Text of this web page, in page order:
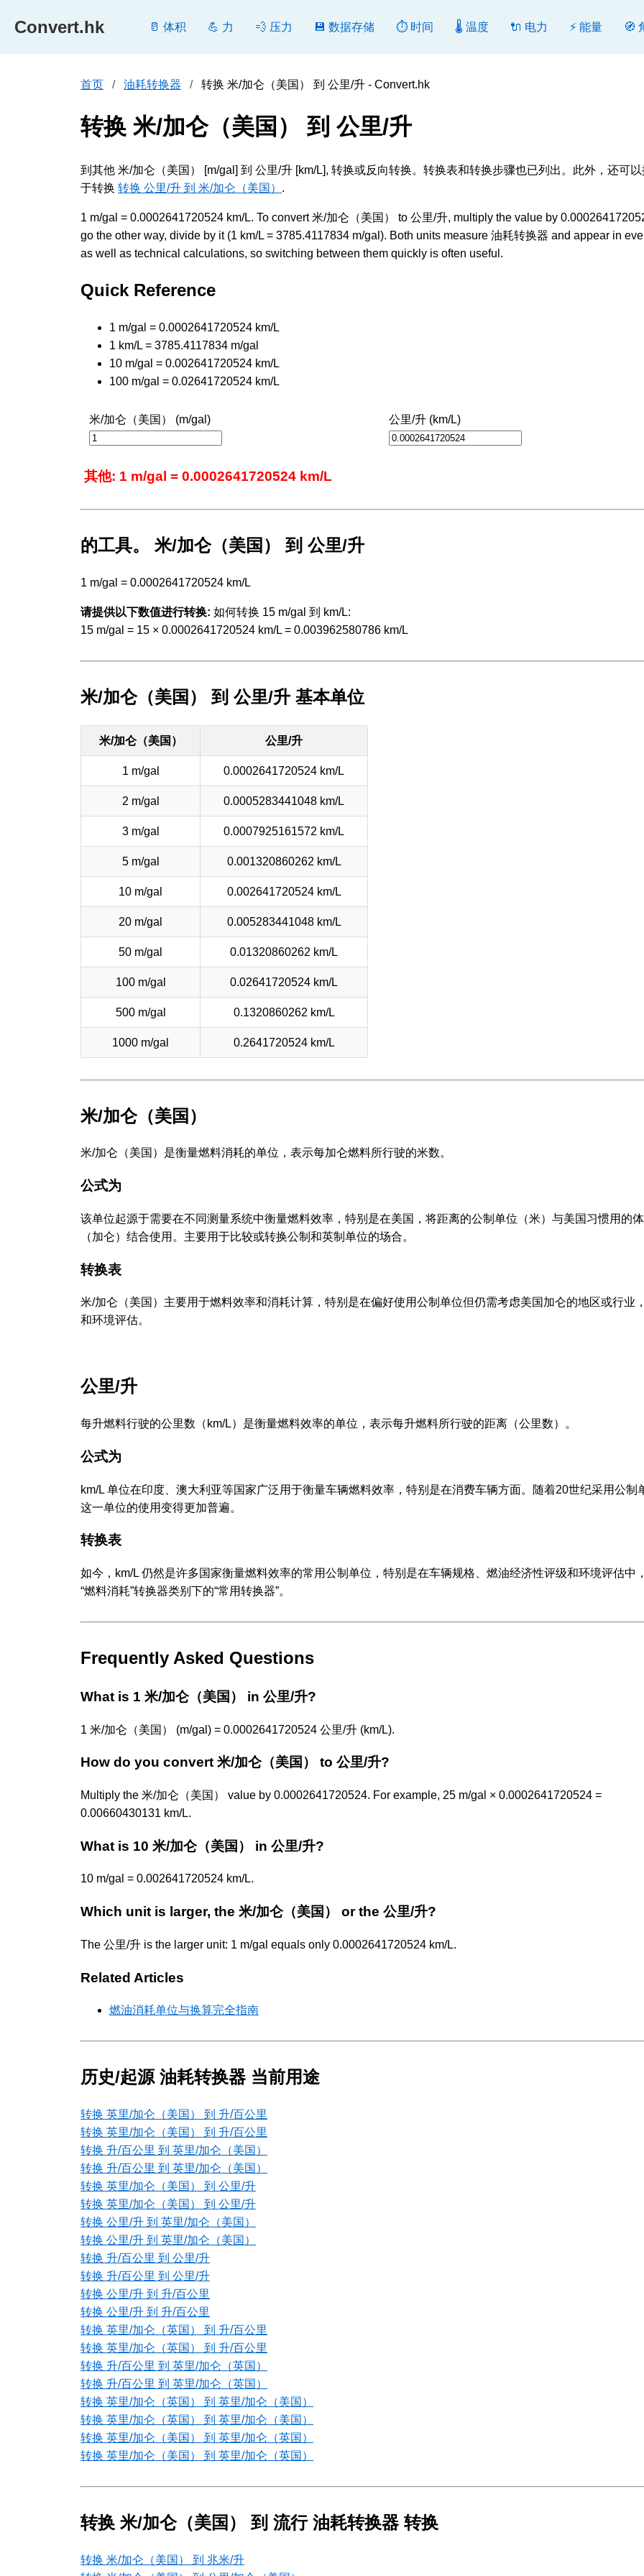
Convert.hk 🥛 体积 💪 力 💨 压力 💾 数据存储 ⏱️ 时间 🌡️ 温度 🔌 电力 ⚡ 能量 🧭
首页 油耗转换器 转换 米/加仑（美国） 到 公里/升 - Convert.hk
转换 米/加仑（美国） 到 公里/升
到其他 米/加仑（美国） [m/gal] 到 公里/升 [km/L], 转换或反向转换。转换表和转换步骤也已列出。此外，还可
于转换 转换 公里/升 到 米/加仑（美国） .
1 m/gal = 0.0002641720524 km/L. To convert 米/加仑（美国） to 公里/升, multiply the value by
go the other way, divide by it (1 km/L = 3785.4117834 m/gal). Both units measure 油耗转换器 and appear in
as well as technical calculations, so switching between them quickly is often useful.
Quick Reference
1 m/gal = 0.0002641720524 km/L
1 km/L = 3785.4117834 m/gal
10 m/gal = 0.002641720524 km/L
100 m/gal = 0.02641720524 km/L
米/加仑（美国） (m/gal) 公里/升 (km/L)
其他: 1 m/gal = 0.0002641720524 km/L
的工具。 米/加仑（美国） 到 公里/升
1 m/gal = 0.0002641720524 km/L
请提供以下数值进行转换: 如何转换 15 m/gal 到 km/L:
15 m/gal = 15 × 0.0002641720524 km/L = 0.003962580786 km/L
米/加仑（美国） 到 公里/升 基本单位
米/加仑（美国） 公里/升
1 m/gal 0.0002641720524 km/L
2 m/gal 0.0005283441048 km/L
3 m/gal 0.0007925161572 km/L
5 m/gal 0.001320860262 km/L
10 m/gal 0.002641720524 km/L
20 m/gal 0.005283441048 km/L
50 m/gal 0.01320860262 km/L
100 m/gal 0.02641720524 km/L
500 m/gal 0.1320860262 km/L
1000 m/gal 0.2641720524 km/L
米/加仑（美国）
米/加仑（美国）是衡量燃料消耗的单位，表示每加仑燃料所行驶的米数。
公式为
该单位起源于需要在不同测量系统中衡量燃料效率，特别是在美国，将距离的公制单位（米）与美国习惯用的
（加仑）结合使用。主要用于比较或转换公制和英制单位的场合。
转换表
米/加仑（美国）主要用于燃料效率和消耗计算，特别是在偏好使用公制单位但仍需考虑美国加仑的地区或行业
和环境评估。
公里/升
每升燃料行驶的公里数（km/L）是衡量燃料效率的单位，表示每升燃料所行驶的距离（公里数）。
公式为
km/L 单位在印度、澳大利亚等国家广泛用于衡量车辆燃料效率，特别是在消费车辆方面。随着20世纪采用公制
这一单位的使用变得更加普遍。
转换表
如今，km/L 仍然是许多国家衡量燃料效率的常用公制单位，特别是在车辆规格、燃油经济性评级和环境评估中
“燃料消耗”转换器类别下的“常用转换器”。
Frequently Asked Questions
What is 1 米/加仑（美国） in 公里/升?
1 米/加仑（美国） (m/gal) = 0.0002641720524 公里/升 (km/L).
How do you convert 米/加仑（美国） to 公里/升?
Multiply the 米/加仑（美国） value by 0.0002641720524. For example, 25 m/gal × 0.0002641720524 =
0.00660430131 km/L.
What is 10 米/加仑（美国） in 公里/升?
10 m/gal = 0.002641720524 km/L.
Which unit is larger, the 米/加仑（美国） or the 公里/升?
The 公里/升 is the larger unit: 1 m/gal equals only 0.0002641720524 km/L.
Related Articles
燃油消耗单位与换算完全指南
历史/起源 油耗转换器 当前用途
转换 英里/加仑（美国） 到 升/百公里
转换 英里/加仑（美国） 到 升/百公里
转换 升/百公里 到 英里/加仑（美国）
转换 升/百公里 到 英里/加仑（美国）
转换 英里/加仑（美国） 到 公里/升
转换 英里/加仑（美国） 到 公里/升
转换 公里/升 到 英里/加仑（美国）
转换 公里/升 到 英里/加仑（美国）
转换 升/百公里 到 公里/升
转换 升/百公里 到 公里/升
转换 公里/升 到 升/百公里
转换 公里/升 到 升/百公里
转换 英里/加仑（英国） 到 升/百公里
转换 英里/加仑（英国） 到 升/百公里
转换 升/百公里 到 英里/加仑（英国）
转换 升/百公里 到 英里/加仑（英国）
转换 英里/加仑（英国） 到 英里/加仑（美国）
转换 英里/加仑（英国） 到 英里/加仑（美国）
转换 英里/加仑（美国） 到 英里/加仑（英国）
转换 英里/加仑（美国） 到 英里/加仑（英国）
转换 米/加仑（美国） 到 流行 油耗转换器 转换
转换 米/加仑（美国） 到 兆米/升